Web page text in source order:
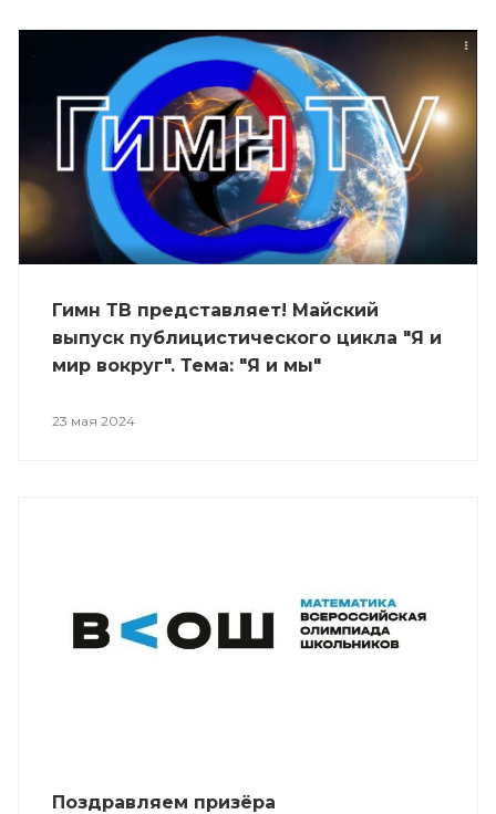
Гимн ТВ представляет! Майский
выпуск публицистического цикла "Я и
мир вокруг". Тема: "Я и мы"
23 мая 2024
Поздравляем призёра